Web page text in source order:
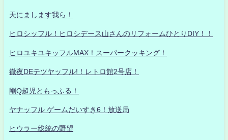
天にまします我ら！
ヒロシッフル！ヒロシデース山さんのリフォームひとりDIY！！
ヒロユキユキッフルMAX！スーパークッキング！
徹夜DEテツヤッフル!！レトロ館2号店！
剛Q超児ともっふる！
ヤナッフル ゲームだいすき6！放送局
ヒウラー総統の野望